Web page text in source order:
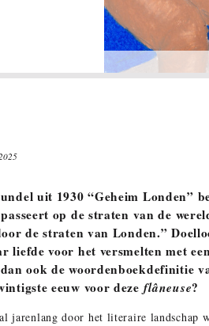
uit 1930 “Geheim
op de straten van de
de straten van Londen.”
liefde voor het versmelten met
ook de woordenboekdefinitie
eeuw voor deze flâneuse?
jarenlang door het literaire landschap